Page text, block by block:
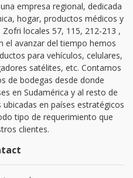
empresa regional, dedicada
hogar, productos médicos y
locales 57, 115, 212-213 ,
el avanzar del tiempo hemos
para vehículos, celulares,
satélites, etc. Contamos
de bodegas desde donde
en Sudamérica y al resto de
en países estratégicos
tipo de requerimiento que
clientes.